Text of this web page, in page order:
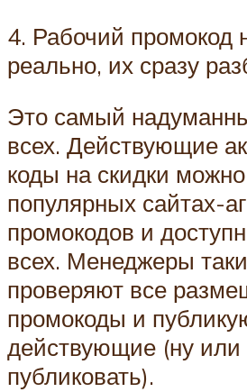
4. Рабочий промокод
реально, их сразу
Это самый
всех. Действующие
коды на скидки
популярных сайтах-
промокодов и
всех. Менеджеры
проверяют все
промокоды и
действующие (ну или
публиковать).